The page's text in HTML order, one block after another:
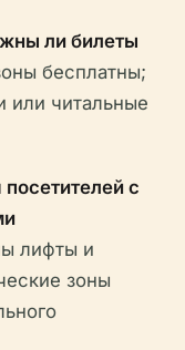
ли билеты
бесплатны;
или читальные
с
лифты и
зоны